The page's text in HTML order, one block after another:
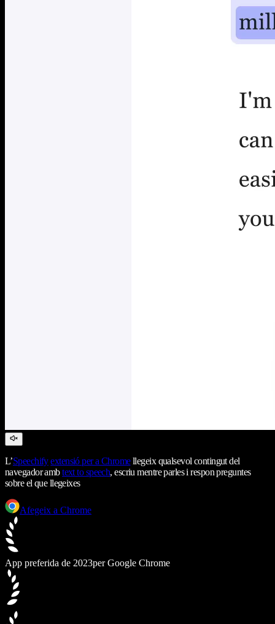
L’Speechify extensió per a Chromellegeix qualsevol contingut del
navegador ambtext to speech, escriu mentre parles i respon preguntes
sobre el que llegeixes
Afegeix a Chrome
App preferida de 2023per Google Chrome